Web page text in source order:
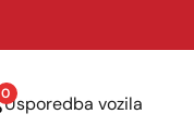
0Usporedba vozila